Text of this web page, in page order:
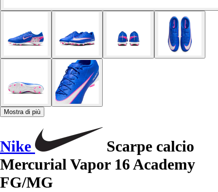
Mostra di più
Nike
Scarpe calcio
Mercurial Vapor 16 Academy
FG/MG